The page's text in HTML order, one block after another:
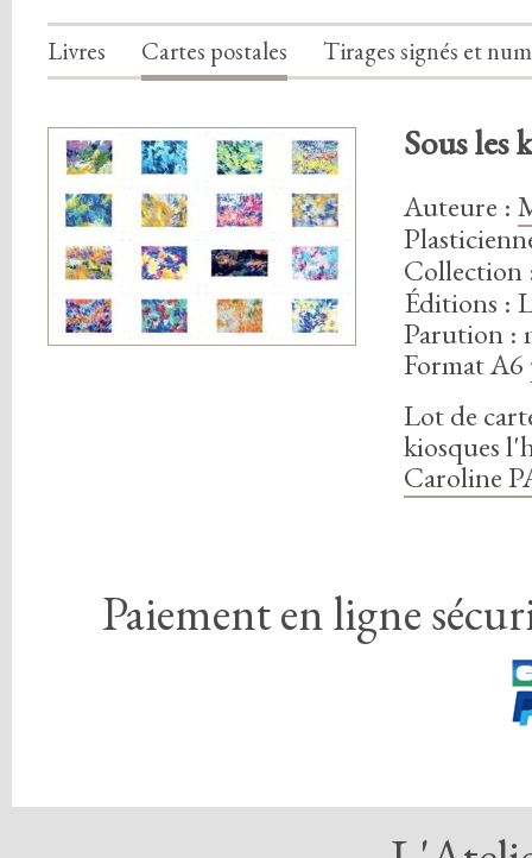
Livres Cartes postales Tirages signés et
Sous les
Auteure :
Collection
Éditions :
Parution :
Format A6
Lot de
kiosques
Caroline
Paiement en ligne